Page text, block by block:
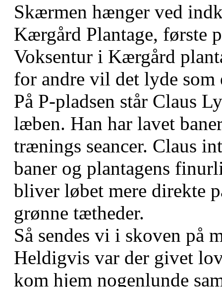
Skærmen hænger ved
Kærgård Plantage, første
Voksentur i Kærgård
for andre vil det lyde som
På P-pladsen står Claus
læben. Han har lavet
trænings seancer. Claus
baner og plantagens
bliver løbet mere direkte
grønne tætheder.
Så sendes vi i skoven på
Heldigvis var der givet
kom hjem nogenlunde